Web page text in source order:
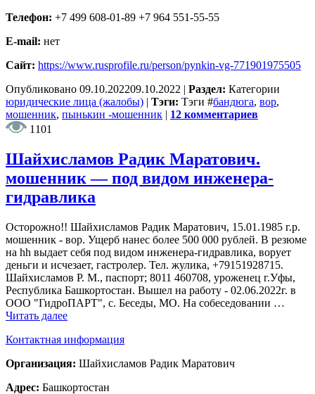
Телефон: +7 499 608-01-89 +7 964 551-55-55
E-mail: нет
Сайт: https://www.rusprofile.ru/person/pynkin-vg-771901975505
Опубликовано 09.10.202209.10.2022 | Раздел: Категории
юридические лица (жалобы) | Тэги: Тэги #бандюга, вор,
мошенник, пынькин -мошенник | 12 комментариев
1101
Шайхисламов Радик Маратович.
мошенник — под видом инженера-
гидравлика
Осторожно!! Шайхисламов Радик Маратович, 15.01.1985 г.р.
мошенник - вор. Ущерб нанес более 500 000 рублей. В резюме
на hh выдает себя под видом инженера-гидравлика, ворует
деньги и исчезает, гастролер. Тел. жулика, +79151928715.
Шайхисламов Р. М., паспорт; 8011 460708, уроженец г.Уфы,
Республика Башкортостан. Вышел на работу - 02.06.2022г. в
ООО "ГидроПАРТ", с. Беседы, МО. На собеседовании …
Читать далее
Контактная информация
Организация: Шайхисламов Радик Маратович
Адрес: Башкортостан